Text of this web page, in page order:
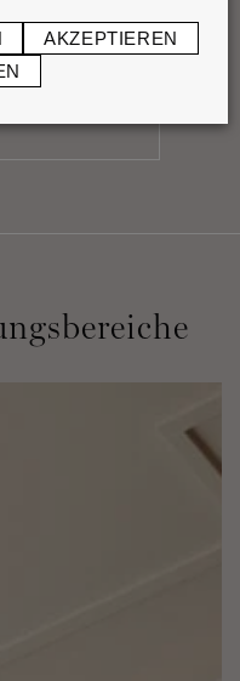
AKZEPTIEREN